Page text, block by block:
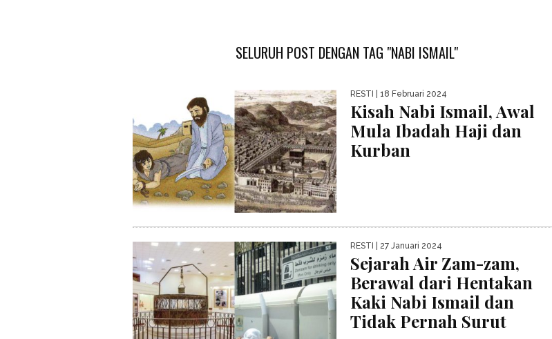
SELURUH POST DENGAN TAG "NABI ISMAIL"
RESTI | 18 Februari 2024
Kisah Nabi Ismail, Awal
Mula Ibadah Haji dan
Kurban
RESTI | 27 Januari 2024
Sejarah Air Zam-zam,
Berawal dari Hentakan
Kaki Nabi Ismail dan
Tidak Pernah Surut